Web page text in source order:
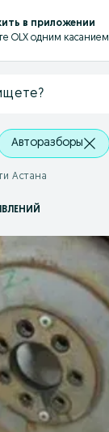
в приложении
OLX одним касанием
Авторазборы
Астана